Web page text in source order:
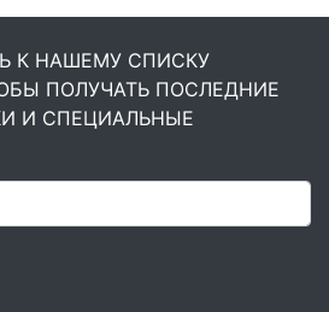
К НАШЕМУ СПИСКУ
ПОЛУЧАТЬ ПОСЛЕДНИЕ
И СПЕЦИАЛЬНЫЕ